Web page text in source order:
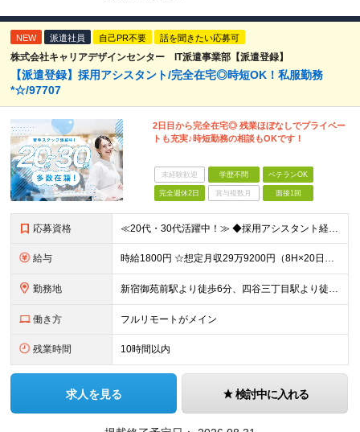
NEW 派遣社員 自己PR不要 話を聞きたい応募可
株式会社キャリアデザインセンター IT派遣事業部【派遣登録】
【派遣登録】採用アシスタント/完全在宅◎時短OK！私服勤務
*☆/97707
2日目から完全在宅◎ 残業ほぼなしでプライベー
トも充実♪時短勤務の相談もOKです！
未経験歓迎 学歴不問 ベテランOK
完全週休2日 賞与複数月 面接1回
応募資格 ≪20代・30代活躍中！≫ ◆採用アシスタント経験 ◆リモート勤務の経験 ※ブランクがある方やこれまでのご経験に自信がない方も、まずはお気軽にご応募ください！ ※ご経歴をなるべく詳細に記載いただける
給与 時給1800円 ☆想定月収29万9200円（8H×20日＋残業5H） ※交通費全額支給 ※在宅日数に応じて、在宅勤務手当あり
勤務地 新宿御苑前駅より徒歩6分、四谷三丁目駅より徒歩8分 ▼服装：私服 ▼働き方：在宅勤務 ※就業初日のみ出社いただき、その後は在宅勤務です。 ▼受動喫煙対策：屋内禁煙
働き方 フルリモートがメイン
残業時間 10時間以内
求人を見る 検討中に入れる